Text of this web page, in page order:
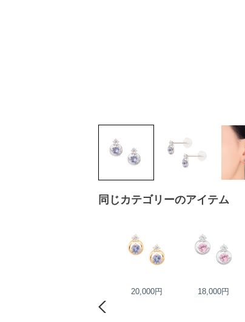
同じカテゴリーのアイテム
20,000円 18,000円